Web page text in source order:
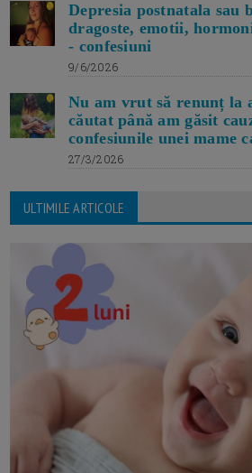
Depresia postnatala sau
dragoste, emotii,
- confesiuni
9/6/2026
Nu am vrut să renunț la
căutat până am găsit
confesiunile unei mame
27/3/2026
ULTIMILE ARTICOLE